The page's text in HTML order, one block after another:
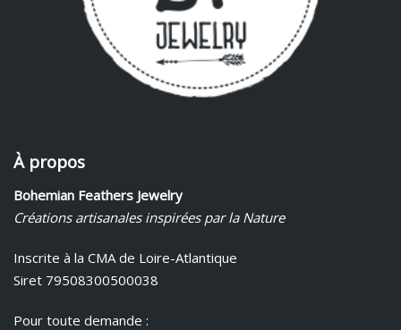
À propos
Bohemian Feathers Jewelry
Créations artisanales inspirées par la Nature
Inscrite à la CMA de Loire-Atlantique
Siret 79508300500038
Pour toute demande :